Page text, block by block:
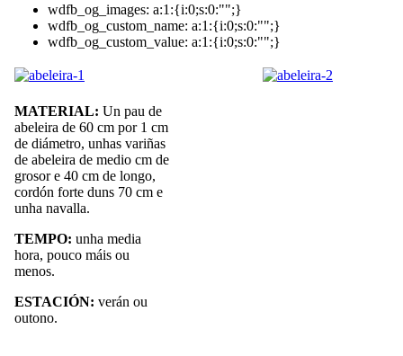
wdfb_og_images: a:1:{i:0;s:0:"";}
wdfb_og_custom_name: a:1:{i:0;s:0:"";}
wdfb_og_custom_value: a:1:{i:0;s:0:"";}
MATERIAL: Un pau de
abeleira de 60 cm por 1 cm
de diámetro, unhas variñas
de abeleira de medio cm de
grosor e 40 cm de longo,
cordón forte duns 70 cm e
unha navalla.
TEMPO: unha media
hora, pouco máis ou
menos.
ESTACIÓN: verán ou
outono.